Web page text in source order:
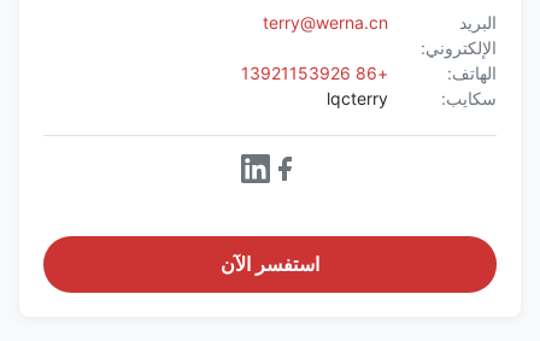
البريد
الإلكتروني:
terry@werna.cn
الهاتف:
+86 13921153926
سكايب:
lqcterry
استفسر الآن